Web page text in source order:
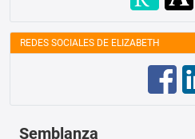
REDES SOCIALES DE ELIZABETH
Semblanza